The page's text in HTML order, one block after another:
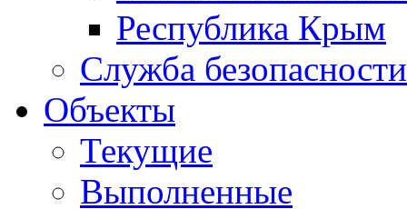
Республика Крым
Служба безопасности
Объекты
Текущие
Выполненные